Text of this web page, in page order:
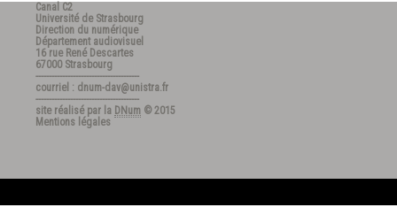
Canal C2
Université de Strasbourg
Direction du numérique
Département audiovisuel
16 rue René Descartes
67000 Strasbourg
---------------------------------------
courriel : dnum-dav@unistra.fr
---------------------------------------
site réalisé par la DNum © 2015
Mentions légales